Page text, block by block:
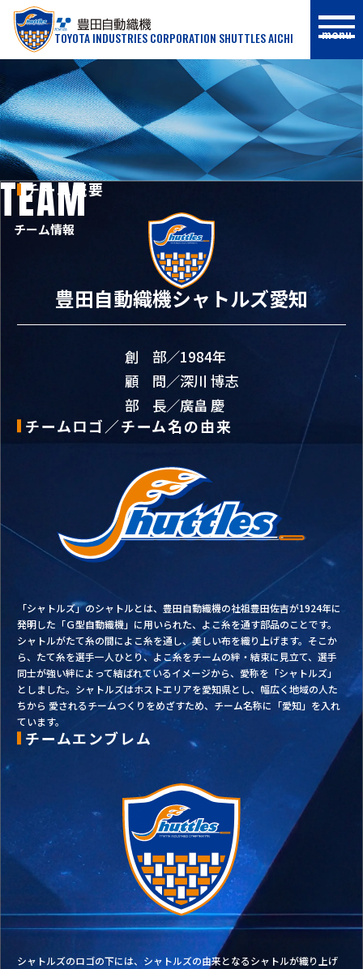
TOYOTA INDUSTRIES CORPORATION SHUTTLES AICHI menu
TEAM
チーム情報
チーム概要
豊田自動織機シャトルズ愛知
創 部／1984年
顧 問／深川 博志
部 長／廣畠 慶
チームロゴ／チーム名の由来
「シャトルズ」のシャトルとは、豊田自動織機の社祖豊田佐吉が1924年に
発明した「Ｇ型自動織機」に用いられた、よこ糸を通す部品のことです。
シャトルがたて糸の間によこ糸を通し、美しい布を織り上げます。そこか
ら、たて糸を選手一人ひとり、よこ糸をチームの絆・結束に見立て、選手
同士が強い絆によって結ばれているイメージから、愛称を「シャトルズ」
としました。シャトルズはホストエリアを愛知県とし、幅広く地域の人た
ちから 愛されるチームつくりをめざすため、チーム名称に「愛知」を入れ
ています。
チームエンブレム
シャトルズのロゴの下には、シャトルズの由来となるシャトルが織り上げ